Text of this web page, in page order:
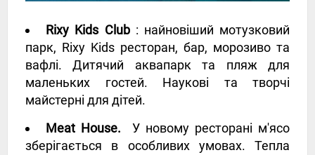
Rixy Kids Club: найновіший мотузковий
парк, Rixy Kids ресторан, бар, морозиво та
вафлі. Дитячий аквапарк та пляж для
маленьких гостей. Наукові та творчі
майстерні для дітей.
Meat House. У новому ресторані м'ясо
зберігається в особливих умовах. Тепла